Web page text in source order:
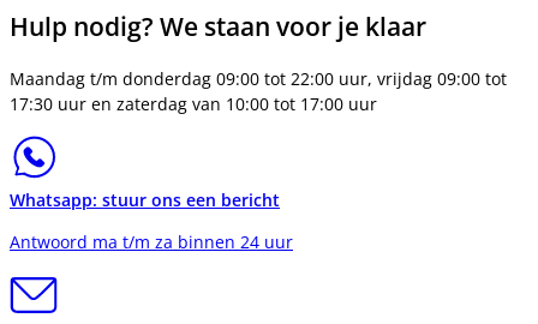
Hulp nodig? We staan voor je klaar
Maandag t/m donderdag 09:00 tot 22:00 uur, vrijdag 09:00 tot
17:30 uur en zaterdag van 10:00 tot 17:00 uur
Whatsapp: stuur ons een bericht
Antwoord ma t/m za binnen 24 uur